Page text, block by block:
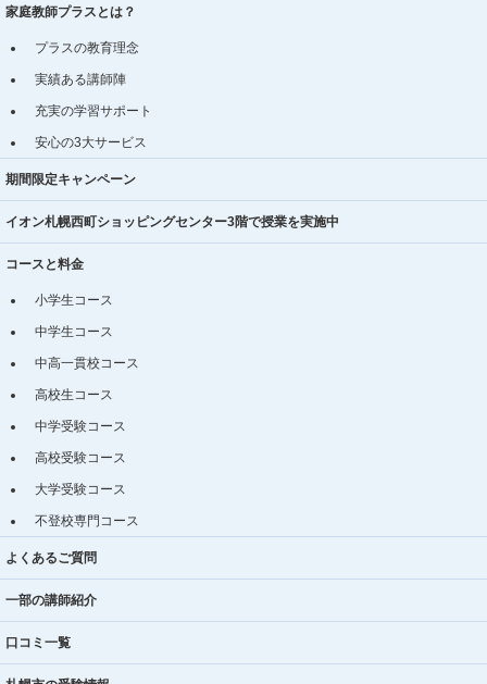
家庭教師プラスとは？
プラスの教育理念
実績ある講師陣
充実の学習サポート
安心の3大サービス
期間限定キャンペーン
イオン札幌西町ショッピングセンター3階で授業を実施中
コースと料金
小学生コース
中学生コース
中高一貫校コース
高校生コース
中学受験コース
高校受験コース
大学受験コース
不登校専門コース
よくあるご質問
一部の講師紹介
口コミ一覧